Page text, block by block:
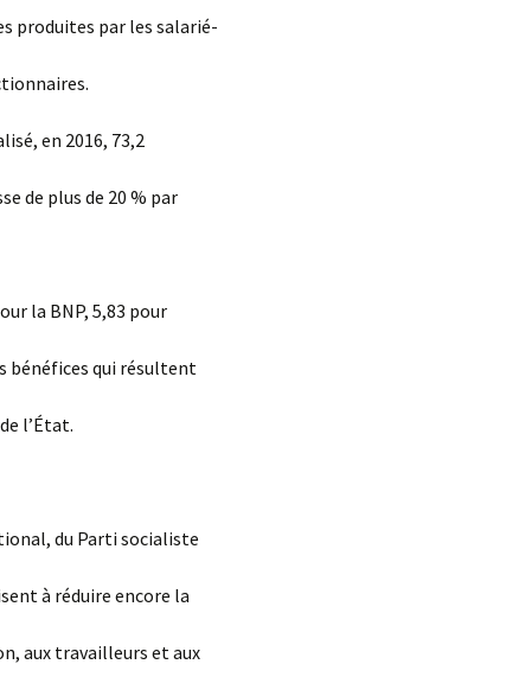
produites par les salarié-
en 2016, 73,2
de plus de 20 % par
la BNP, 5,83 pour
bénéfices qui résultent
l’État.
du Parti socialiste
à réduire encore la
aux travailleurs et aux